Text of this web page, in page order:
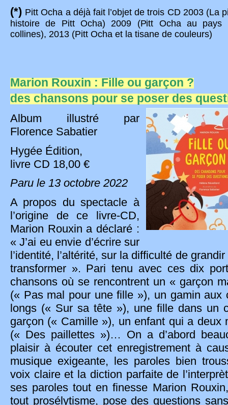
(*) Pitt Ocha a déjà fait l’objet de trois CD 2003 (La
histoire de Pitt Ocha) 2009 (Pitt Ocha au pays
collines), 2013 (Pitt Ocha et la tisane de couleurs)
Marion Rouxin : Fille ou garçon ?
des chansons pour se poser des
Album illustré par
Florence Sabatier
Hygée Édition,
livre CD 18,00 €
Paru le 13 octobre 2022
A propos du spectacle à
l’origine de ce livre-CD,
Marion Rouxin a déclaré :
« J’ai eu envie d’écrire sur
l’identité, l’altérité, sur la difficulté de
transformer ». Pari tenu avec ces dix
chansons où se rencontrent un « garçon
(« Pas mal pour une fille »), un gamin aux
longs (« Sur sa tête »), une fille dans un
garçon (« Camille »), un enfant qui a deux
(« Des paillettes »)… On a d’abord
plaisir à écouter cet enregistrement à
musique exigeante, les paroles bien
voix claire et la diction parfaite de
ses paroles tout en finesse Marion
tout prosélytisme, pose des questions